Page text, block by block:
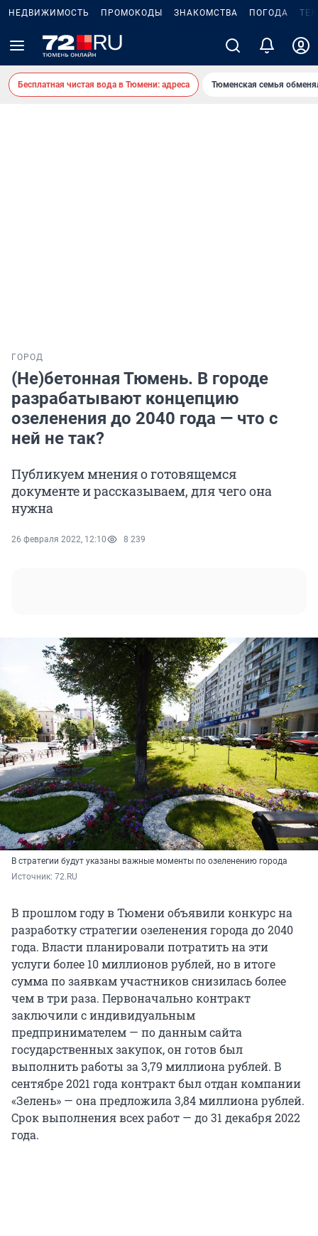
НЕДВИЖИМОСТЬ ПРОМОКОДЫ ЗНАКОМСТВА ПОГОДА
Бесплатная чистая вода в Тюмени: адреса Тюменская семья
ГОРОД
(Не)бетонная Тюмень. В городе
разрабатывают концепцию
озеленения до 2040 года — что с
ней не так?
Публикуем мнения о готовящемся
документе и рассказываем, для чего она
нужна
26 февраля 2022, 12:10 8 239
В стратегии будут указаны важные моменты по озеленению города
Источник: 72.RU
В прошлом году в Тюмени объявили конкурс на
разработку стратегии озеленения города до 2040
года. Власти планировали потратить на эти
услуги более 10 миллионов рублей, но в итоге
сумма по заявкам участников снизилась более
чем в три раза. Первоначально контракт
заключили с индивидуальным
предпринимателем — по данным сайта
государственных закупок, он готов был
выполнить работы за 3,79 миллиона рублей. В
сентябре 2021 года контракт был отдан компании
«Зелень» — она предложила 3,84 миллиона рублей.
Срок выполнения всех работ — до 31 декабря 2022
года.